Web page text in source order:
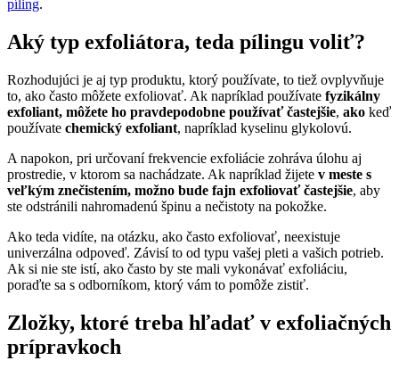
píling.
Aký typ exfoliátora, teda pílingu voliť?
Rozhodujúci je aj typ produktu, ktorý používate, to tiež ovplyvňuje
to, ako často môžete exfoliovať. Ak napríklad používate fyzikálny
exfoliant, môžete ho pravdepodobne používať častejšie, ako keď
používate chemický exfoliant, napríklad kyselinu glykolovú.
A napokon, pri určovaní frekvencie exfoliácie zohráva úlohu aj
prostredie, v ktorom sa nachádzate. Ak napríklad žijete v meste s
veľkým znečistením, možno bude fajn exfoliovať častejšie, aby
ste odstránili nahromadenú špinu a nečistoty na pokožke.
Ako teda vidíte, na otázku, ako často exfoliovať, neexistuje
univerzálna odpoveď. Závisí to od typu vašej pleti a vašich potrieb.
Ak si nie ste istí, ako často by ste mali vykonávať exfoliáciu,
poraďte sa s odborníkom, ktorý vám to pomôže zistiť.
Zložky, ktoré treba hľadať v exfoliačných
prípravkoch